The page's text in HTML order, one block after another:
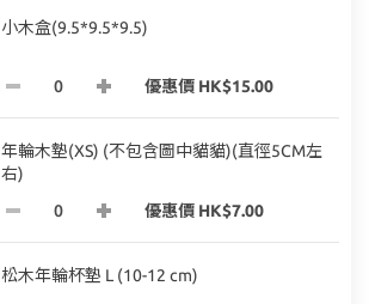
小木盒(9.5*9.5*9.5)
優惠價 HK$15.00
年輪木墊(XS) (不包含圖中貓貓)(直徑5CM左
右)
優惠價 HK$7.00
松木年輪杯墊 L (10-12 cm)